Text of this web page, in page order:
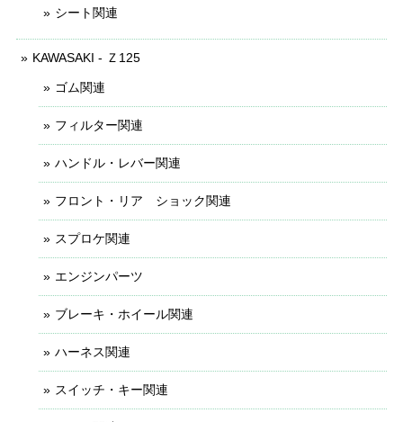
シート関連
KAWASAKI - Ｚ125
ゴム関連
フィルター関連
ハンドル・レバー関連
フロント・リア ショック関連
スプロケ関連
エンジンパーツ
ブレーキ・ホイール関連
ハーネス関連
スイッチ・キー関連